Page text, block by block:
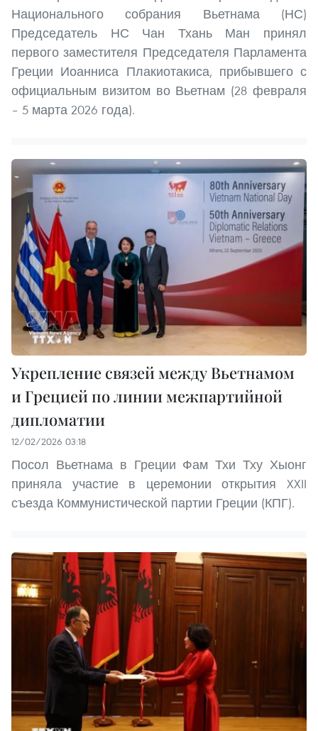
Национального собрания Вьетнама (НС)
Председатель НС Чан Тхань Ман принял
первого заместителя Председателя Парламента
Греции Иоанниса Плакиотакиса, прибывшего с
официальным визитом во Вьетнам (28 февраля
– 5 марта 2026 года).
Укрепление связей между Вьетнамом
и Грецией по линии межпартийной
дипломатии
12/02/2026 03:18
Посол Вьетнама в Греции Фам Тхи Тху Хыонг
приняла участие в церемонии открытия XXII
съезда Коммунистической партии Греции (КПГ).